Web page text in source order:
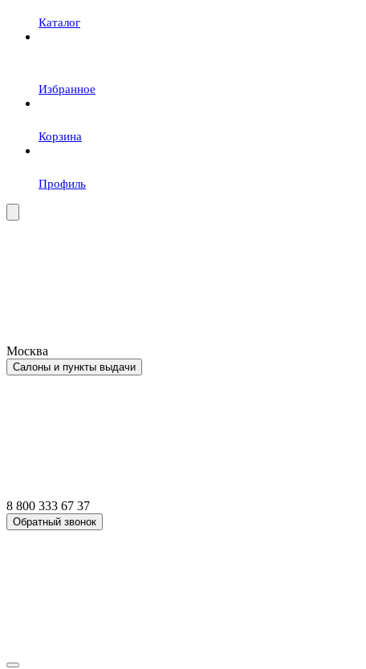
Каталог
Избранное
Корзина
Профиль
Москва
Салоны и пункты выдачи
8 800 333 67 37
Обратный звонок